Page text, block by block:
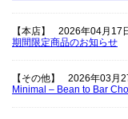
【本店】
2026年04月17
期間限定商品のお知らせ
【その他】
2026年03月
Minimal – Bean to Bar